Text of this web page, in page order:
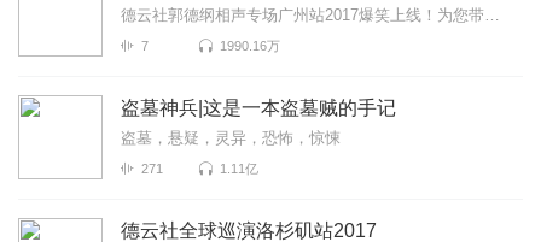
德云社郭德纲相声专场广州站2017爆笑上线！为您带来《说学逗胖》《金鸡爆笑《绕口令》等高能相声！各种...
7 1990.16万
盗墓神兵|这是一本盗墓贼的手记
盗墓，悬疑，灵异，恐怖，惊悚
271 1.11亿
德云社全球巡演洛杉矶站2017